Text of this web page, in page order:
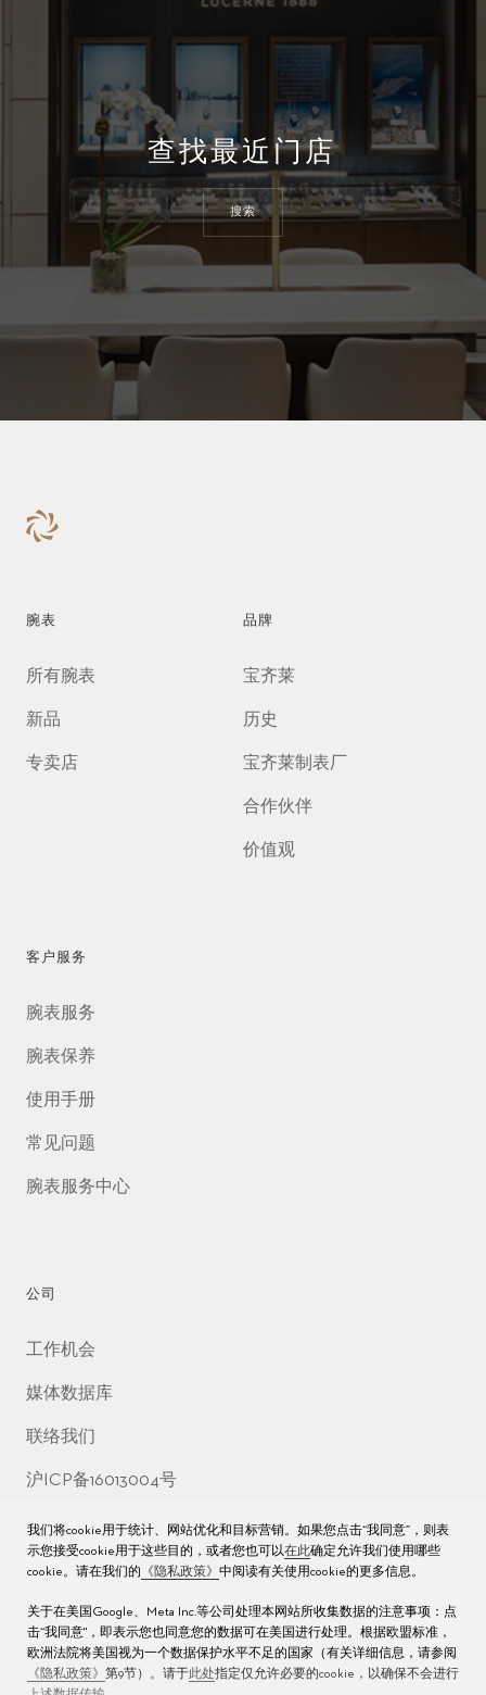
查找最近门店
搜索
腕表
所有腕表
新品
专卖店
品牌
宝齐莱
历史
宝齐莱制表厂
合作伙伴
价值观
客户服务
腕表服务
腕表保养
使用手册
常见问题
腕表服务中心
公司
工作机会
媒体数据库
联络我们
沪ICP备16013004号
沪公网安备 31010602000438号
我们将cookie用于统计、网站优化和目标营销。如果您点击“我同意”，则表
示您接受cookie用于这些目的，或者您也可以在此确定允许我们使用哪些
cookie。请在我们的 《隐私政策》 中阅读有关使用cookie的更多信息。
关于在美国Google、Meta Inc.等公司处理本网站所收集数据的注意事项：点
击“我同意"，即表示您也同意您的数据可在美国进行处理。根据欧盟标准，
欧洲法院将美国视为一个数据保护水平不足的国家（有关详细信息，请参阅
《隐私政策》 第9节）。请于此处指定仅允许必要的cookie，以确保不会进行